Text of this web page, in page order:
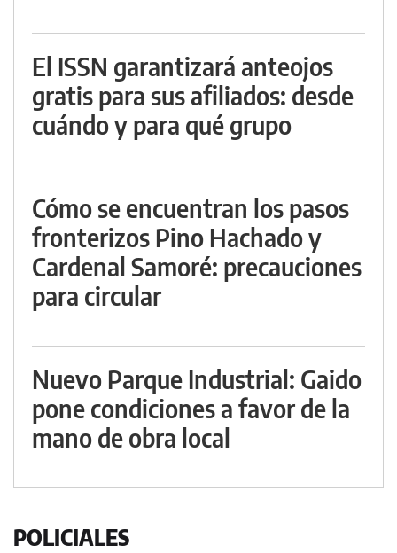
El ISSN garantizará anteojos
gratis para sus afiliados: desde
cuándo y para qué grupo
Cómo se encuentran los pasos
fronterizos Pino Hachado y
Cardenal Samoré: precauciones
para circular
Nuevo Parque Industrial: Gaido
pone condiciones a favor de la
mano de obra local
POLICIALES